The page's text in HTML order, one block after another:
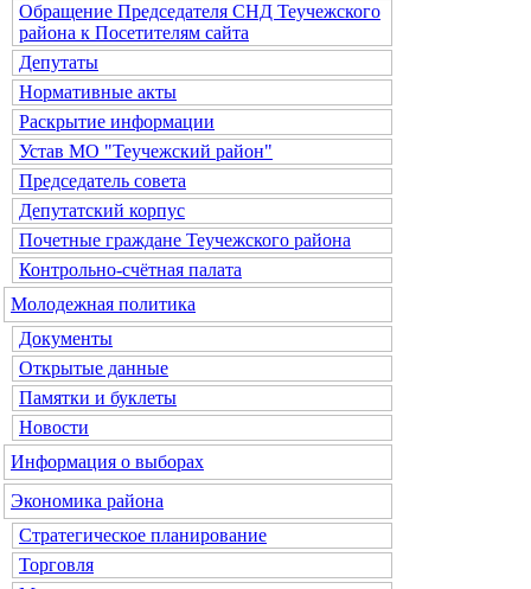
Обращение Председателя СНД Теучежского
района к Посетителям сайта
Депутаты
Нормативные акты
Раскрытие информации
Устав МО "Теучежский район"
Председатель совета
Депутатский корпус
Почетные граждане Теучежского района
Контрольно-счётная палата
Молодежная политика
Документы
Открытые данные
Памятки и буклеты
Новости
Информация о выборах
Экономика района
Стратегическое планирование
Торговля